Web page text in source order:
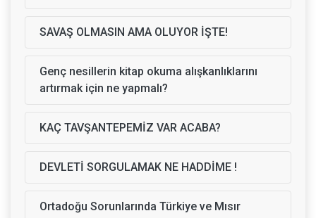
SAVAŞ OLMASIN AMA OLUYOR İŞTE!
Genç nesillerin kitap okuma alışkanlıklarını
artırmak için ne yapmalı?
KAÇ TAVŞANTEPEMİZ VAR ACABA?
DEVLETİ SORGULAMAK NE HADDİME !
Ortadoğu Sorunlarında Türkiye ve Mısır